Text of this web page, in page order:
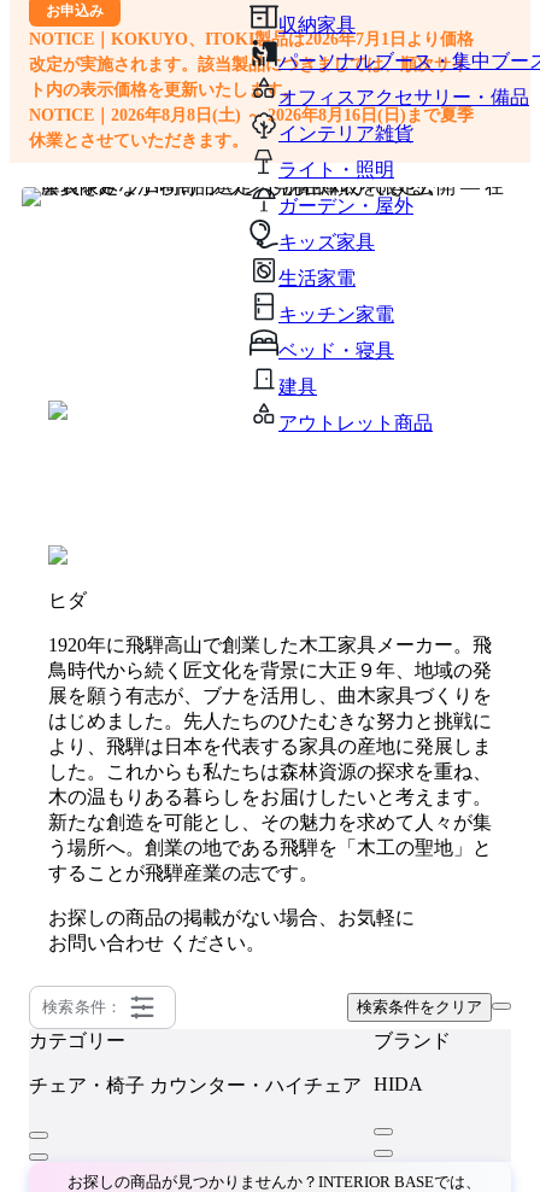
収納家具
パーソナルブース・集中ブー
オフィスアクセサリー・備品
インテリア雑貨
ライト・照明
ガーデン・屋外
キッズ家具
生活家電
キッチン家電
ベッド・寝具
建具
アウトレット商品
お申込み
NOTICE｜KOKUYO、ITOKI製品は2026年7月1日より価格
改定が実施されます。該当製品につきましては、順次サイ
ト内の表示価格を更新いたします。
NOTICE｜2026年8月8日(土) ～ 2026年8月16日(日)まで夏季
休業とさせていただきます。
ヒダ
1920年に飛騨高山で創業した木工家具メーカー。飛
鳥時代から続く匠文化を背景に大正９年、地域の発
展を願う有志が、ブナを活用し、曲木家具づくりを
はじめました。先人たちのひたむきな努力と挑戦に
より、飛騨は日本を代表する家具の産地に発展しま
した。これからも私たちは森林資源の探求を重ね、
木の温もりある暮らしをお届けしたいと考えます。
新たな創造を可能とし、その魅力を求めて人々が集
う場所へ。創業の地である飛騨を「木工の聖地」と
することが飛騨産業の志です。
お探しの商品の掲載がない場合、お気軽に
お問い合わせ ください。
検索条件： 検索条件をクリア
カテゴリー
チェア・椅子 カウンター・ハイチェア
ブランド
HIDA
お探しの商品が見つかりませんか？INTERIOR BASEでは、